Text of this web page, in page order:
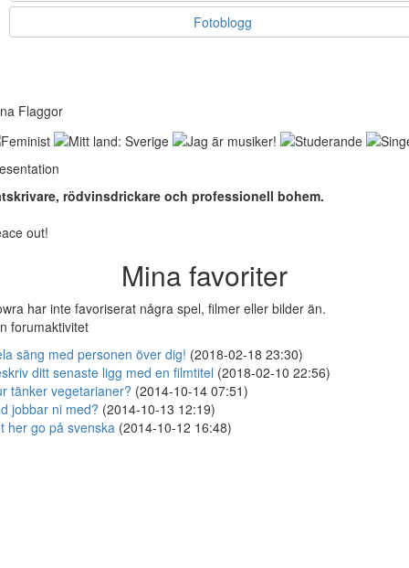
Fotoblogg
Flaggor
rödvinsdrickare och professionell bohem.
out!
Mina favoriter
har inte favoriserat några spel, filmer eller bilder än.
forumaktivitet
säng med personen över dig! (2018-02-18 23:30)
ditt senaste ligg med en filmtitel (2018-02-10 22:56)
tänker vegetarianer? (2014-10-14 07:51)
jobbar ni med? (2014-10-13 12:19)
her go på svenska (2014-10-12 16:48)